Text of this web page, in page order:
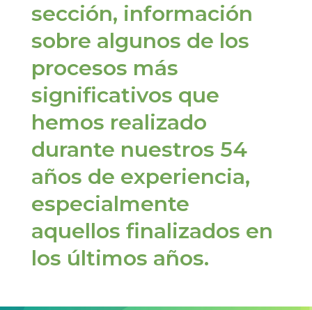
sección, información
sobre algunos de los
procesos más
significativos que
hemos realizado
durante nuestros 54
años de experiencia,
especialmente
aquellos finalizados en
los últimos años.